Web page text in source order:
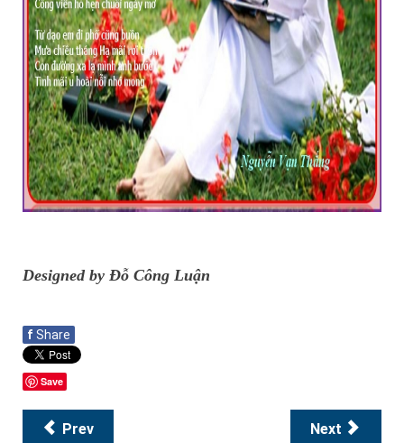
Designed by Đỗ Công Luận
f Share
Save
Prev Next